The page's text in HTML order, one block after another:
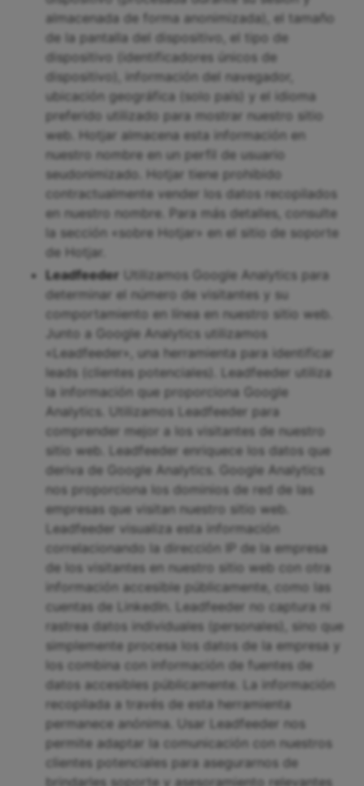
almacenada de forma anonimizada), el tamaño
de la pantalla del dispositivo, el tipo de
dispositivo (identificadores únicos de
dispositivo), información del navegador,
ubicación geográfica (solo país) y el idioma
preferido utilizado para mostrar nuestro sitio
web. Hotjar almacena esta información en
nuestro nombre en un perfil de usuario
seudonimizado. Hotjar tiene prohibido
contractualmente vender los datos recopilados
en nuestro nombre. Para más detalles, consulte
la sección «sobre Hotjar» en el sitio de soporte
de Hotjar.
Leadfeeder Utilizamos Google Analytics para
determinar el número de visitantes y su
comportamiento en línea en nuestro sitio web.
Junto a Google Analytics utilizamos
«Leadfeeder», una herramienta para identificar
leads (clientes potenciales). Leadfeeder utiliza
la información que proporciona Google
Analytics. Utilizamos Leadfeeder para
comprender mejor a los visitantes de nuestro
sitio web. Leadfeeder enriquece los datos que
deriva de Google Analytics. Google Analytics
nos proporciona los dominios de red de las
empresas que visitan nuestro sitio web.
Leadfeeder visualiza esta información
correlacionando la dirección IP de la empresa
de los visitantes en nuestro sitio web con otra
información accesible públicamente, como las
cuentas de LinkedIn. Leadfeeder no captura ni
rastrea datos individuales (personales), sino que
simplemente procesa los datos de la empresa y
los combina con información de fuentes de
datos accesibles públicamente. La información
recopilada a través de esta herramienta
permanece anónima. Usar Leadfeeder nos
permite adaptar la comunicación con nuestros
clientes potenciales para asegurarnos de
brindarles soporte y asesoramiento relevantes